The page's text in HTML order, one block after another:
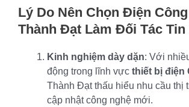
Lý Do Nên Chọn Điện
Thành Đạt Làm Đối Tác Tin
Kinh nghiệm dày dặn: Với
động trong lĩnh vực thiết bị điện
Thành Đạt thấu hiểu nhu cầu thị
cập nhật công nghệ mới.